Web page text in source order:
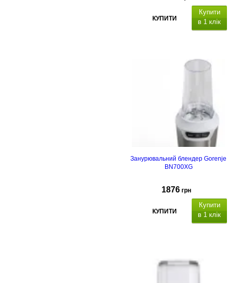
КУПИТИ
Купити
в 1 клік
Занурювальний блендер Gorenje
BN700XG
1876 грн
КУПИТИ
Купити
в 1 клік